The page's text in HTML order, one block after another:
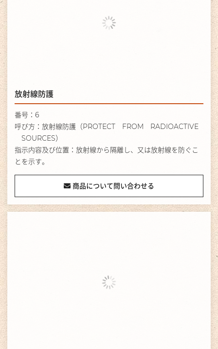
放射線防護
番号：6
呼び方：放射線防護（PROTECT FROM RADIOACTIVE
SOURCES）
指示内容及び位置：放射線から隔離し、又は放射線を防ぐこ
とを示す。
商品について問い合わせる